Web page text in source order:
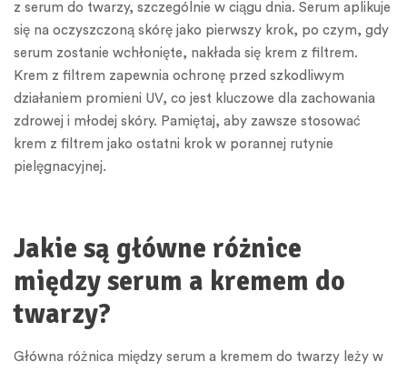
z serum do twarzy, szczególnie w ciągu dnia. Serum aplikuje
się na oczyszczoną skórę jako pierwszy krok, po czym, gdy
serum zostanie wchłonięte, nakłada się krem z filtrem.
Krem z filtrem zapewnia ochronę przed szkodliwym
działaniem promieni UV, co jest kluczowe dla zachowania
zdrowej i młodej skóry. Pamiętaj, aby zawsze stosować
krem z filtrem jako ostatni krok w porannej rutynie
pielęgnacyjnej.
Jakie są główne różnice
między serum a kremem do
twarzy?
Główna różnica między serum a kremem do twarzy leży w